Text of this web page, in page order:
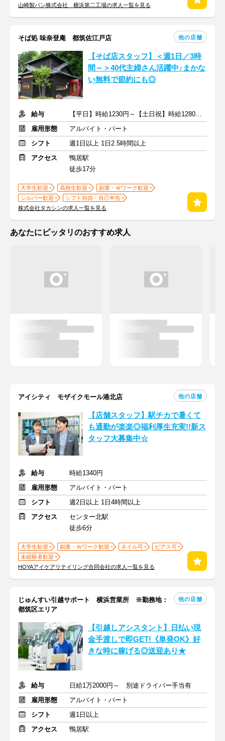
山崎製パン株式会社 横浜第二工場の求人一覧を見る
そば処 味奈登庵 都筑佐江戸店 他の店舗
【そば店スタッフ】＜週1日／3時
間～＞40代主婦さん活躍中♪まかな
い無料で節約にも◎
給与
【平日】時給1230円～【土日祝】時給1280円～ ＋交通費支給
雇用形態
アルバイト・パート
シフト
週1日以上 1日2.5時間以上
アクセス
鴨居駅
徒歩17分
大学生歓迎 高校生歓迎
副業・Ｗワーク歓迎
シルバー歓迎
シフト自由・自己申告
株式会社タカシンの求人一覧を見る
あなたにピッタリのおすすめ求人
アイシティ モザイクモール港北店 他の店舗
【店舗スタッフ】駅チカで暑くて
も通勤が楽楽◎福利厚生充実!!新ス
タッフ大募集中☆
給与
時給1340円
雇用形態
アルバイト・パート
シフト
週2日以上 1日4時間以上
アクセス
センター北駅
徒歩6分
大学生歓迎 副業・Ｗワーク歓迎 ネイル可
ピアス可
未経験者歓迎
HOYAアイケアリテイリング合同会社の求人一覧を見る
じゅんすい引越サポート 横浜営業所 ※勤務地：
都筑区エリア
他の店舗
【引越しアシスタント】日払い現
金手渡しで即GET!《単発OK》好
きな時に稼げる◎送迎あり★
給与
日給1万2000円～ 別途ドライバー手当有
雇用形態
アルバイト・パート
シフト
週1日以上
アクセス
鴨居駅